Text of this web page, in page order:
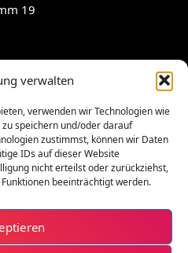
verwalten
verwenden wir Technologien wie
speichern und/oder darauf
zustimmst, können wir Daten
IDs auf dieser Website
nicht erteilst oder zurückziehst,
beeinträchtigt werden.
19